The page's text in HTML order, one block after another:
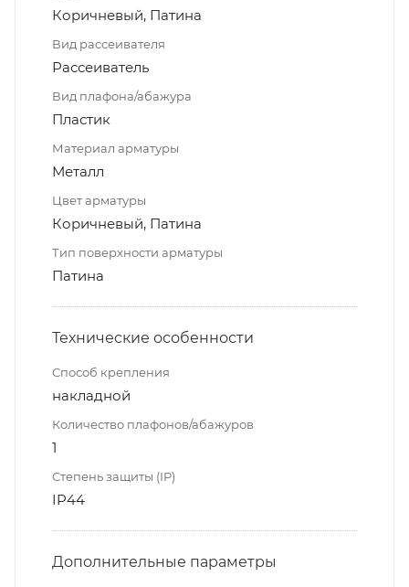
Коричневый, Патина
Вид рассеивателя
Рассеиватель
Вид плафона/абажура
Пластик
Материал арматуры
Металл
Цвет арматуры
Коричневый, Патина
Тип поверхности арматуры
Патина
Технические особенности
Способ крепления
накладной
Количество плафонов/абажуров
1
Степень защиты (IP)
IP44
Дополнительные параметры